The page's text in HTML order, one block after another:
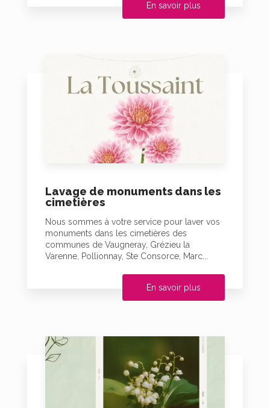
En savoir plus
Lavage de monuments dans les
cimetières
Nous sommes à votre service pour laver vos
monuments dans les cimetières des
communes de Vaugneray, Grézieu la
Varenne, Pollionnay, Ste Consorce, Marc...
En savoir plus